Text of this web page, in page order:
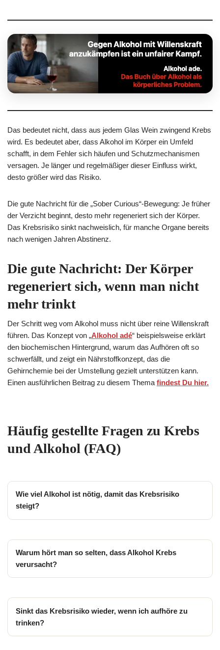
Das bedeutet nicht, dass aus jedem Glas Wein zwingend Krebs
wird. Es bedeutet aber, dass Alkohol im Körper ein Umfeld
schafft, in dem Fehler sich häufen und Schutzmechanismen
versagen. Je länger und regelmäßiger dieser Einfluss wirkt,
desto größer wird das Risiko.
Die gute Nachricht für die „Sober Curious“-Bewegung: Je früher
der Verzicht beginnt, desto mehr regeneriert sich der Körper.
Das Krebsrisiko sinkt nachweislich, für manche Organe bereits
nach wenigen Jahren Abstinenz.
Die gute Nachricht: Der Körper
regeneriert sich, wenn man nicht
mehr trinkt
Der Schritt weg vom Alkohol muss nicht über reine Willenskraft
führen. Das Konzept von „Alkohol adé“ beispielsweise erklärt
den biochemischen Hintergrund, warum das Aufhören oft so
schwerfällt, und zeigt ein Nährstoffkonzept, das die
Gehirnchemie bei der Umstellung gezielt unterstützen kann.
Einen ausführlichen Beitrag zu diesem Thema findest Du hier.
Häufig gestellte Fragen zu Krebs
und Alkohol (FAQ)
Wie viel Alkohol ist nötig, damit das Krebsrisiko
steigt?
Warum hört man so selten, dass Alkohol Krebs
verursacht?
Sinkt das Krebsrisiko wieder, wenn ich aufhöre zu
trinken?